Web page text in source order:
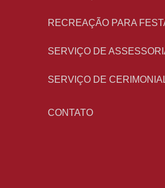
RECREAÇÃO PARA
SERVIÇO DE
SERVIÇO DE
CONTATO